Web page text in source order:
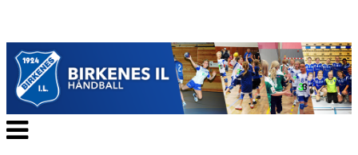
Veksle
navigasjon